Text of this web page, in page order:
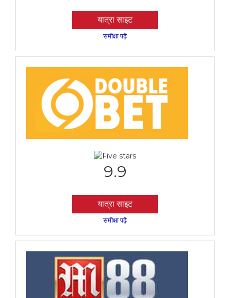
यात्रा साइट
समीक्षा पढ़ें
9.9
यात्रा साइट
समीक्षा पढ़ें